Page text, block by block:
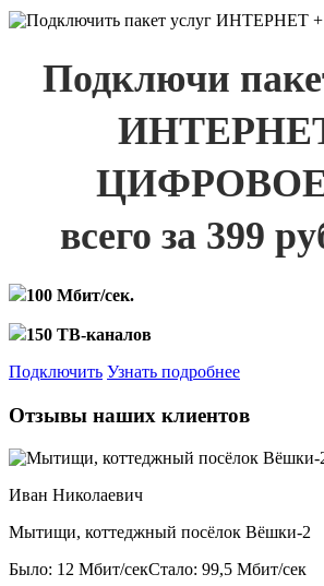
Подключи
всего за 399
100 Мбит/сек.
150 ТВ-каналов
Подключить Узнать подробнее
Отзывы наших клиентов
Иван Николаевич
Мытищи, коттеджный посёлок Вёшки-2
Было: 12 Мбит/секСтало: 99,5 Мбит/сек